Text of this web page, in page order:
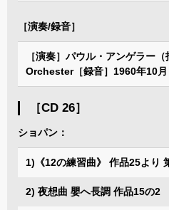
［演奏/録音］
［演奏］パウル・アンゲラー
Orchester［録音］1960年10
［CD 26］
ショパン：
1)《12の練習曲》 作品25より
2) 夜想曲 嬰へ長調 作品15の2